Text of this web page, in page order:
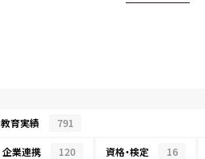
教育実績 791
企業連携 120 資格・検定 16